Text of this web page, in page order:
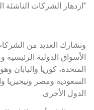
"ازدهار الشركات الناشئة
وتشارك العديد من
الأسواق الدولية الرئيسية
المتحدة، كوريا واليابان
السعودية ومصر ونيجيريا
الدول الأخرى.